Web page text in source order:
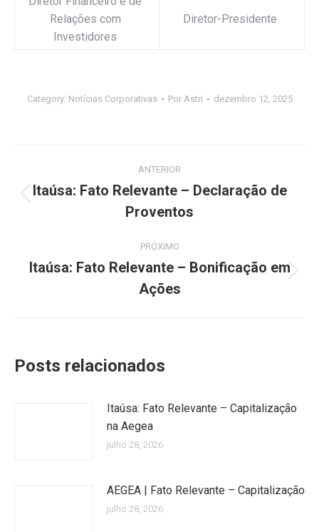
Relações com
Investidores
Diretor-Presidente
Category: Notícias Corporativas Por Astri dezembro 12, 2025
de
ANTERIOR
anterior:
Itaúsa: Fato Relevante – Declaração de
Proventos
PRÓXIMO
post:
Itaúsa: Fato Relevante – Bonificação em
Ações
Posts relacionados
Itaúsa: Fato Relevante – Capitalização
na Aegea
julho 28, 2026
AEGEA | Fato Relevante – Capitalização
julho 28, 2026